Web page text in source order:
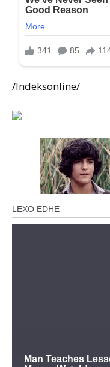
/Indeksonline/